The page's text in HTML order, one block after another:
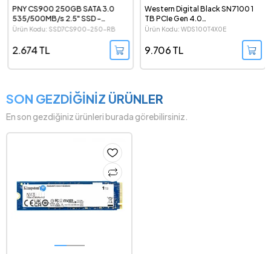
PNY CS900 250GB SATA 3.0
535/500MB/s 2.5" SSD -
SSD7CS900-250-RB
Ürün Kodu: SSD7CS900-250-RB
2.674 TL
Western Digital Black SN7100 1
TB PCIe Gen 4.0
7250/6900MB/s NVMe M.2 SSD
Ürün Kodu: WDS100T4X0E
9.706 TL
SON GEZDİĞİNİZ ÜRÜNLER
En son gezdiğiniz ürünleri burada görebilirsiniz.